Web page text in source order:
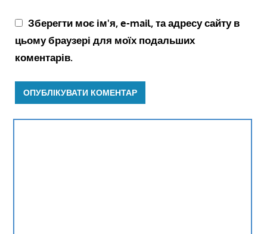
Зберегти моє ім'я, e-mail, та адресу сайту в
цьому браузері для моїх подальших
коментарів.